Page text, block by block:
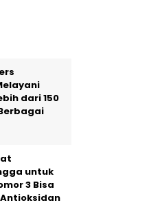
dari 150
untuk
3 Bisa